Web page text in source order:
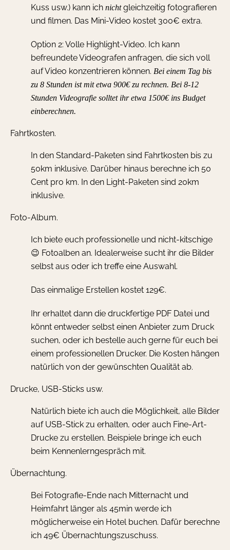
Kuss usw.) kann ich nichtgleichzeitig fotografieren
und filmen. Das Mini-Video kostet 300€ extra.
Option 2: Volle Highlight-Video. Ich kann
befreundete Videografen anfragen, die sich voll
auf Video konzentrieren können. Bei einem Tag bis
zu 8 Stunden ist mit etwa 900€ zu rechnen. Bei 8-12
Stunden Videografie solltet ihr etwa 1500€ ins Budget
einberechnen.
Fahrtkosten.
In den Standard-Paketen sind Fahrtkosten bis zu
50km inklusive. Darüber hinaus berechne ich 50
Cent pro km. In den Light-Paketen sind 20km
inklusive.
Foto-Album.
Ich biete euch professionelle und nicht-kitschige
😉 Fotoalben an. Idealerweise sucht ihr die Bilder
selbst aus oder ich treffe eine Auswahl.
Das einmalige Erstellen kostet 129€.
Ihr erhaltet dann die druckfertige PDF Datei und
könnt entweder selbst einen Anbieter zum Druck
suchen, oder ich bestelle auch gerne für euch bei
einem professionellen Drucker. Die Kosten hängen
natürlich von der gewünschten Qualität ab.
Drucke, USB-Sticks usw.
Natürlich biete ich auch die Möglichkeit, alle Bilder
auf USB-Stick zu erhalten, oder auch Fine-Art-
Drucke zu erstellen. Beispiele bringe ich euch
beim Kennenlerngespräch mit.
Übernachtung.
Bei Fotografie-Ende nach Mitternacht und
Heimfahrt länger als 45min werde ich
möglicherweise ein Hotel buchen. Dafür berechne
ich 49€ Übernachtungszuschuss.